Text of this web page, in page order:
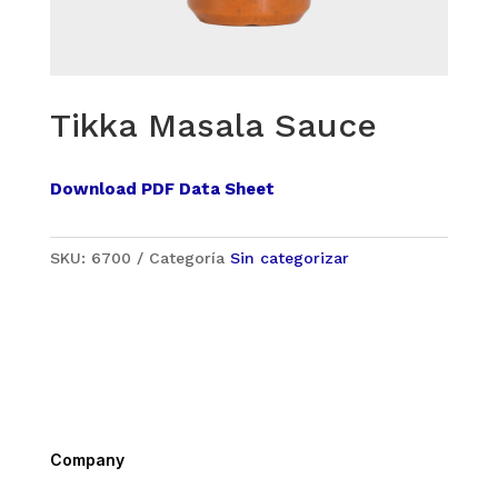
Tikka Masala Sauce
Download PDF Data Sheet
SKU: 6700 Categoría Sin categorizar
Company